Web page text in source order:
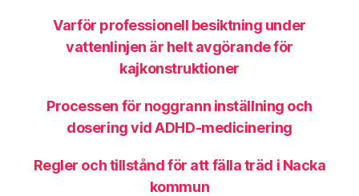
Varför professionell besiktning under
vattenlinjen är helt avgörande för
kajkonstruktioner
Processen för noggrann inställning och
dosering vid ADHD-medicinering
Regler och tillstånd för att fälla träd i Nacka
kommun